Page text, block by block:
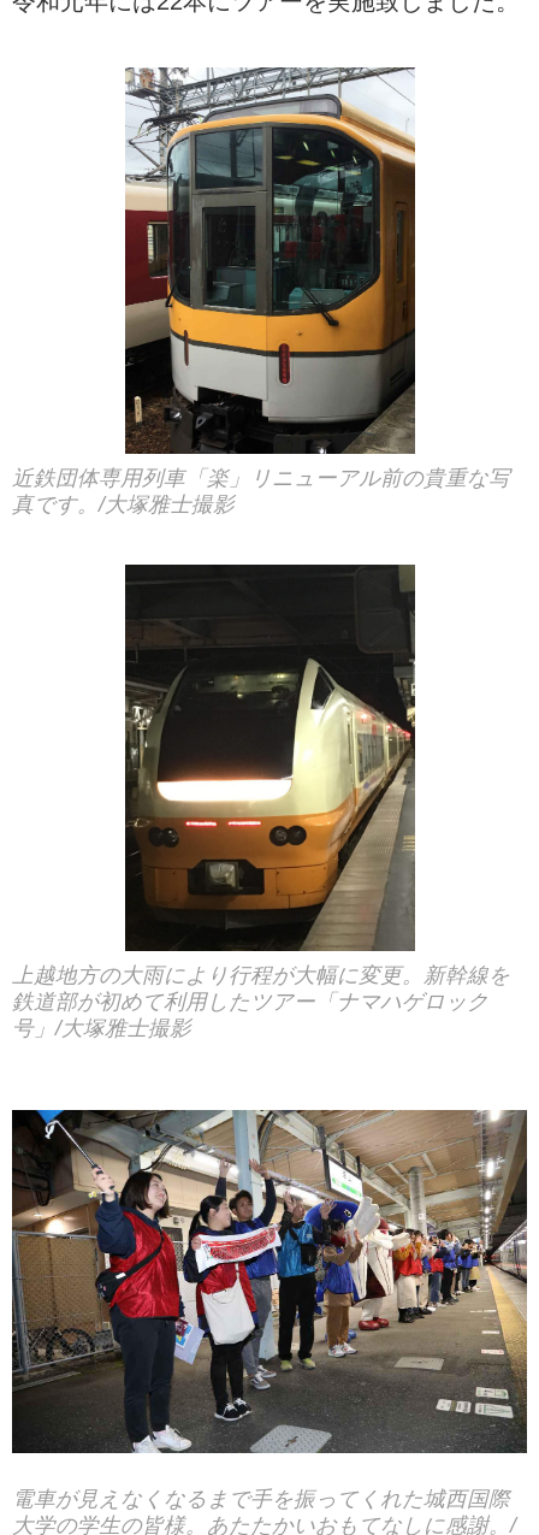
近鉄団体専用列車「楽」リニューアル前の貴重な写
真です。/大塚雅士撮影
上越地方の大雨により行程が大幅に変更。新幹線を
鉄道部が初めて利用したツアー「ナマハゲロック
号」/大塚雅士撮影
電車が見えなくなるまで手を振ってくれた城西国際
大学の学生の皆様。あたたかいおもてなしに感謝。/